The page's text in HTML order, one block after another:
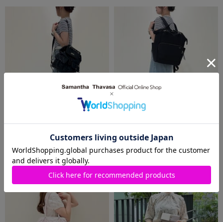
2026.08.09
Samantha Thavasa
2026.08.08
Samantha Thavasa